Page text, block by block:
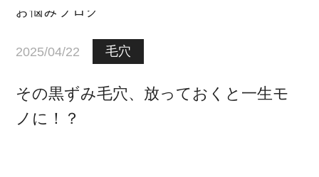
お悩みブログ
2025/04/22 毛穴
その黒ずみ毛穴、放っておくと一生モ
ノに！？